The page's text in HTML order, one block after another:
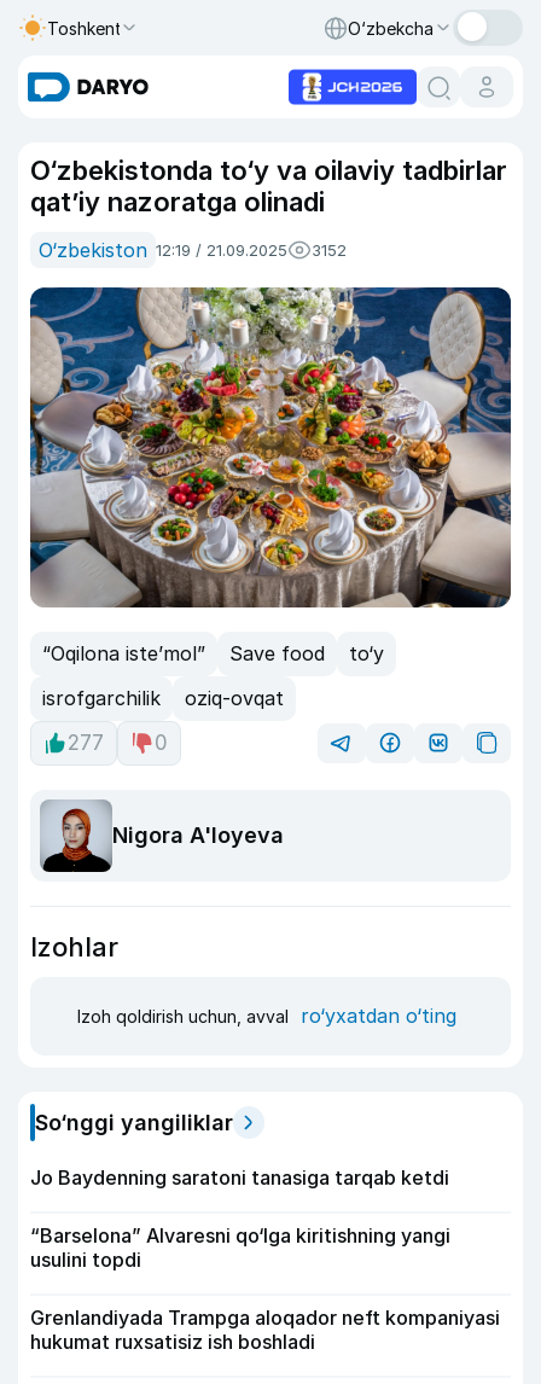
Toshkent O‘zbekcha
O‘zbekistonda to‘y va oilaviy tadbirlar
qat’iy nazoratga olinadi
O‘zbekiston 12:19 / 21.09.2025 3152
“Oqilona iste’mol” Save food
to‘y
isrofgarchilik
oziq-ovqat
277
0
Nigora A'loyeva
Izohlar
Izoh qoldirish uchun, avval ro‘yxatdan o‘ting
So‘nggi yangiliklar
Jo Baydenning saratoni tanasiga tarqab ketdi
“Barselona” Alvaresni qo‘lga kiritishning yangi
usulini topdi
Grenlandiyada Trampga aloqador neft kompaniyasi
hukumat ruxsatisiz ish boshladi